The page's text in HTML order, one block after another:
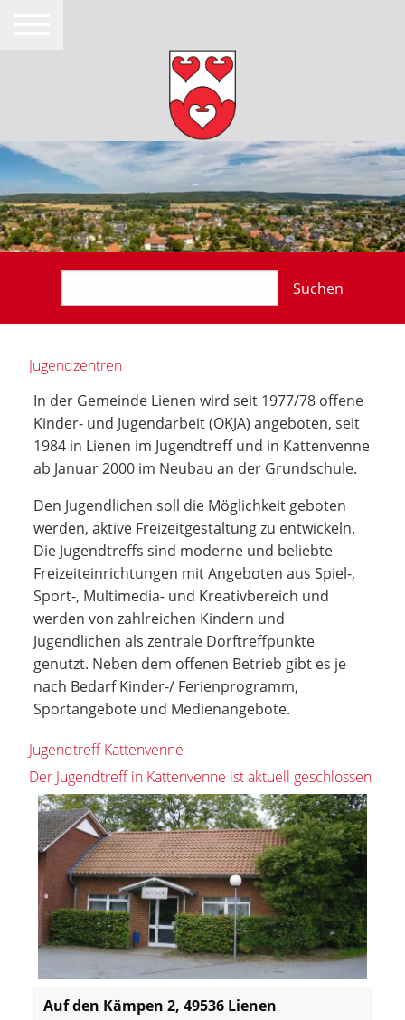
Suchen
Jugendzentren
In der Gemeinde Lienen wird seit 1977/78 offene
Kinder- und Jugendarbeit (OKJA) angeboten, seit
1984 in Lienen im Jugendtreff und in Kattenvenne
ab Januar 2000 im Neubau an der Grundschule.
Den Jugendlichen soll die Möglichkeit geboten
werden, aktive Freizeitgestaltung zu entwickeln.
Die Jugendtreffs sind moderne und beliebte
Freizeiteinrichtungen mit Angeboten aus Spiel-,
Sport-, Multimedia- und Kreativbereich und
werden von zahlreichen Kindern und
Jugendlichen als zentrale Dorftreffpunkte
genutzt. Neben dem offenen Betrieb gibt es je
nach Bedarf Kinder-/ Ferienprogramm,
Sportangebote und Medienangebote.
Jugendtreff Kattenvenne
Der Jugendtreff in Kattenvenne ist aktuell geschlossen
Auf den Kämpen 2, 49536 Lienen